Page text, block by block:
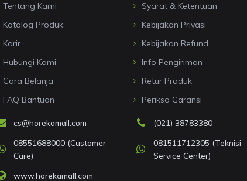
Tentang Kami
Katalog Produk
Karir
Hubungi Kami
Cara Belanja
FAQ Bantuan
Syarat & Ketentuan
Kebijakan Privasi
Kebijakan Refund
Info Pengiriman
Retur Produk
Periksa Garansi
cs@horekamall.com
(021) 38783380
08551688000 (Customer
Care)
081511712305 (Teknisi -
Service Center)
www.horekamall.com